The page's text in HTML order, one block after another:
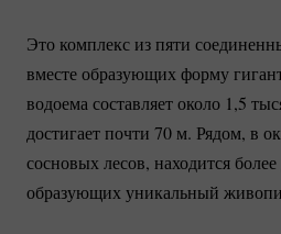
Это комплекс из пяти
вместе образующих форму
водоема составляет около 1,5
достигает почти 70 м. Рядом, в
сосновых лесов, находится более
образующих уникальный